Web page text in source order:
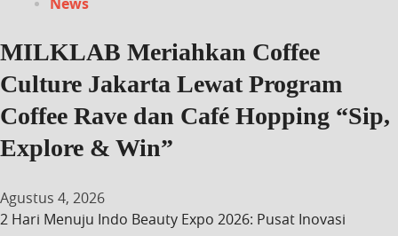
MILKLAB Meriahkan Coffee
Culture Jakarta Lewat Program
Coffee Rave dan Café Hopping “Sip,
Explore & Win”
Agustus 4, 2026
2 Hari Menuju Indo Beauty Expo 2026: Pusat Inovasi